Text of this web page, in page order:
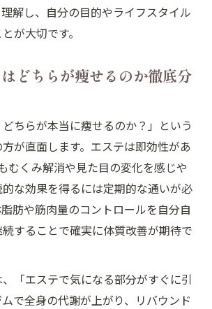
解し、自分の目的やライフスタイル
が大切です。
どちらが痩せるのか徹底分
どちらが本当に痩せるのか？」という
が直面します。エステは即効性があ
むくみ解消や見た目の変化を感じや
な効果を得るには定期的な通いが必
肪や筋肉量のコントロールを自分自
することで確実に体質改善が期待で
「エステで気になる部分がすぐに引
で全身の代謝が上がり、リバウンド